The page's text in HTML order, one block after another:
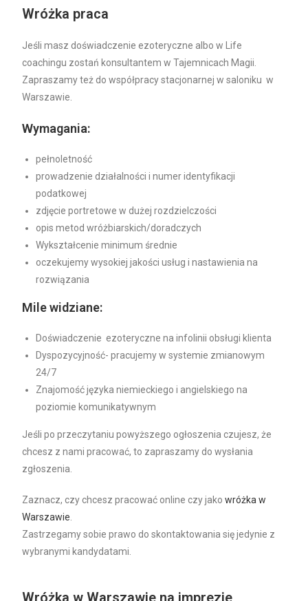
Wróżka praca
Jeśli masz doświadczenie ezoteryczne albo w Life
coachingu zostań konsultantem w Tajemnicach Magii.
Zapraszamy też do współpracy stacjonarnej w saloniku w
Warszawie.
Wymagania:
pełnoletność
prowadzenie działalności i numer identyfikacji
podatkowej
zdjęcie portretowe w dużej rozdzielczości
opis metod wróżbiarskich/doradczych
Wykształcenie minimum średnie
oczekujemy wysokiej jakości usług i nastawienia na
rozwiązania
Mile widziane:
Doświadczenie ezoteryczne na infolinii obsługi klienta
Dyspozycyjność- pracujemy w systemie zmianowym
24/7
Znajomość języka niemieckiego i angielskiego na
poziomie komunikatywnym
Jeśli po przeczytaniu powyższego ogłoszenia czujesz, że
chcesz z nami pracować, to zapraszamy do wysłania
zgłoszenia.
Zaznacz, czy chcesz pracować online czy jakowróżka w
Warszawie
Zastrzegamy sobie prawo do skontaktowania się jedynie z
wybranymi kandydatami.
Wróżka w Warszawie na imprezie